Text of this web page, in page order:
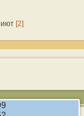
[2]